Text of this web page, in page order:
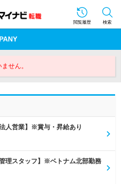
閲覧履歴 検索
せん。
人営業】※賞与・昇給あり
理スタッフ】※ベトナム北部勤務